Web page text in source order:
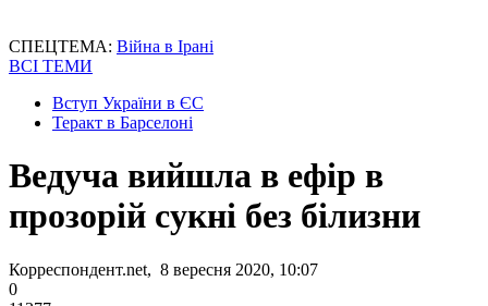
СПЕЦТЕМА: Війна в Ірані
ВСІ ТЕМИ
Вступ України в ЄС
Теракт в Барселоні
Ведуча вийшла в ефір в
прозорій сукні без білизни
Корреспондент.net, 8 вересня 2020, 10:07
0